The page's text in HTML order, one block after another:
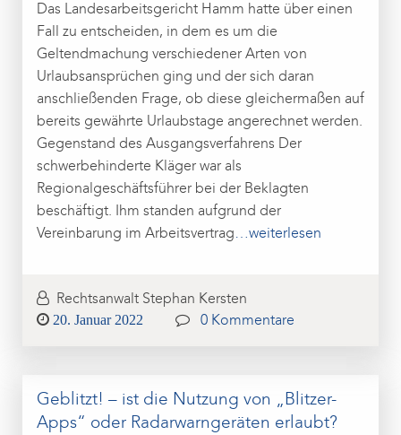
Das Landesarbeitsgericht Hamm hatte über einen
Fall zu entscheiden, in dem es um die
Geltendmachung verschiedener Arten von
Urlaubsansprüchen ging und der sich daran
anschließenden Frage, ob diese gleichermaßen auf
bereits gewährte Urlaubstage angerechnet werden.
Gegenstand des Ausgangsverfahrens Der
schwerbehinderte Kläger war als
Regionalgeschäftsführer bei der Beklagten
beschäftigt. Ihm standen aufgrund der
Vereinbarung im Arbeitsvertrag…weiterlesen
Rechtsanwalt Stephan Kersten
Posted
20. Januar 2022 0 Kommentare
Geblitzt! – ist die Nutzung von „Blitzer-
Apps“ oder Radarwarngeräten erlaubt?